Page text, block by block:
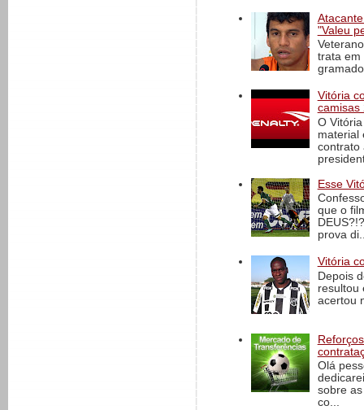
"Valeu
trata em
Vitória
camisas
O
material
contrato
Esse
que o
prova
Vitória
Depois
resultou
acertou
Olá
sobre
co...